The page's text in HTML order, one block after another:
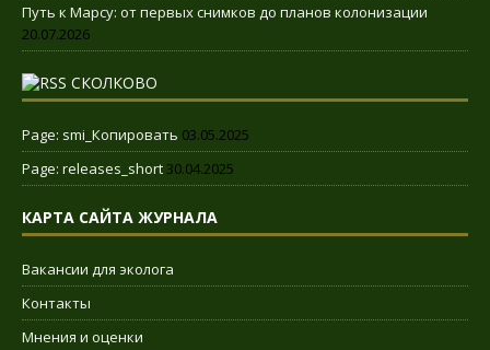
Путь к Марсу: от первых снимков до планов колонизации
20.07.2026
СКОЛКОВО
Page: smi_Копировать 03.05.2025
Page: releases_short 30.04.2025
КАРТА САЙТА ЖУРНАЛА
Вакансии для эколога
Контакты
Мнения и оценки